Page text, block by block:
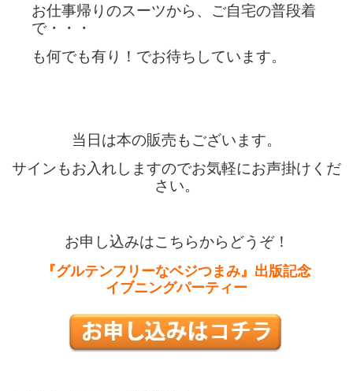
お仕事帰りのスーツから、ご自宅の普段着
で・・・
も何でも有り！でお待ちしています。
当日は本の販売もございます。
サインもお入れしますのでお気軽にお声掛けくだ
さい。
お申し込みはこちらからどうぞ！
『グルテンフリーなベジつまみ』出版記念
イブニングパーティー